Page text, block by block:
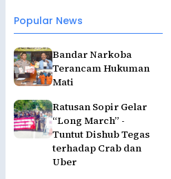
Popular News
Bandar Narkoba
Terancam Hukuman
Mati
Ratusan Sopir Gelar
“Long March” -
Tuntut Dishub Tegas
terhadap Crab dan
Uber